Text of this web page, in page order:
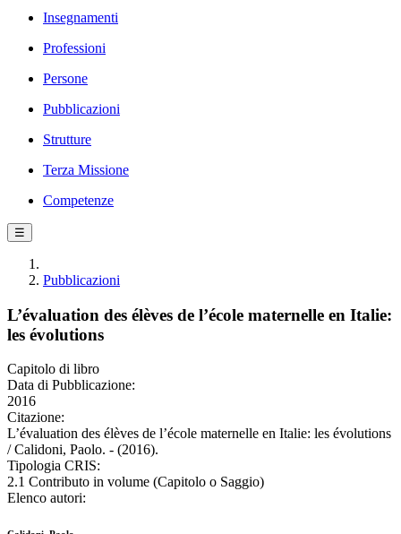
Insegnamenti
Professioni
Persone
Pubblicazioni
Strutture
Terza Missione
Competenze
☰
Pubblicazioni
L’évaluation des élèves de l’école maternelle en Italie:
les évolutions
Capitolo di libro
Data di Pubblicazione:
2016
Citazione:
L’évaluation des élèves de l’école maternelle en Italie: les évolutions
/ Calidoni, Paolo. - (2016).
Tipologia CRIS:
2.1 Contributo in volume (Capitolo o Saggio)
Elenco autori: